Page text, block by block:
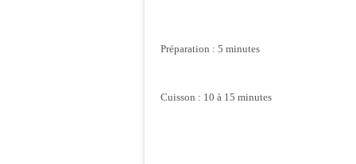
Préparation : 5 minutes
Cuisson : 10 à 15 minutes